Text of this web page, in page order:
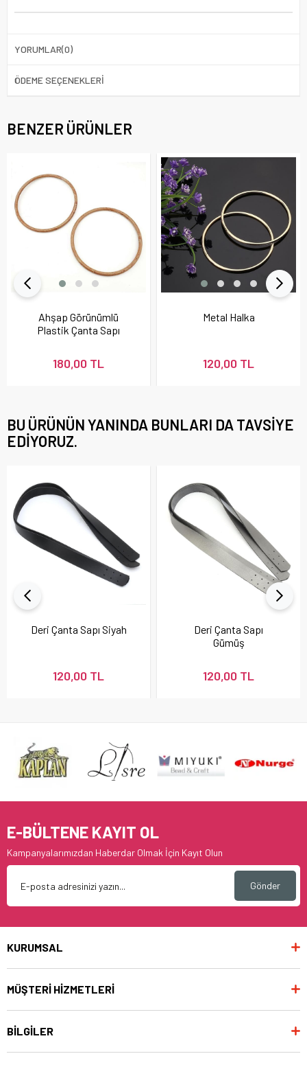
YORUMLAR(0)
ÖDEME SEÇENEKLERI
BENZER ÜRÜNLER
Ahşap Görünümlü
Plastik Çanta Sapı
180,00 TL
Metal Halka
120,00 TL
BU ÜRÜNÜN YANINDA BUNLARI DA TAVSIYE
EDIYORUZ.
Deri Çanta Sapı Siyah
120,00 TL
Deri Çanta Sapı
Gümüş
120,00 TL
E-BÜLTENE KAYIT OL
Kampanyalarımızdan Haberdar Olmak İçin Kayıt Olun
Gönder
KURUMSAL
MÜŞTERİ HİZMETLERİ
BİLGİLER